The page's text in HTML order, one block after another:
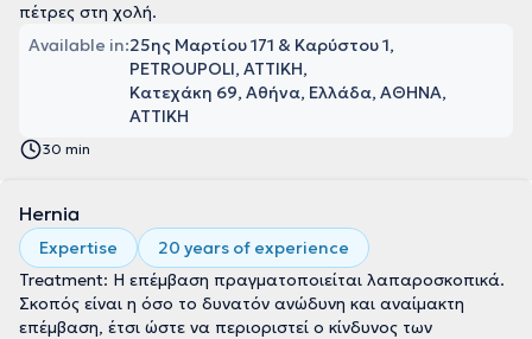
πέτρες στη χολή.
Available in:25ης Μαρτίου 171 & Καρύστου 1,
PETROUPOLI, ΑΤΤΙΚΗ
Κατεχάκη 69, Αθήνα, Ελλάδα, ΑΘΗΝΑ,
ΑΤΤΙΚΗ
30 min
Hernia
Expertise
20 years of experience
Treatment: Η επέμβαση πραγματοποιείται λαπαροσκοπικά.
Σκοπός είναι η όσο το δυνατόν ανώδυνη και αναίμακτη
επέμβαση, έτσι ώστε να περιοριστεί ο κίνδυνος των